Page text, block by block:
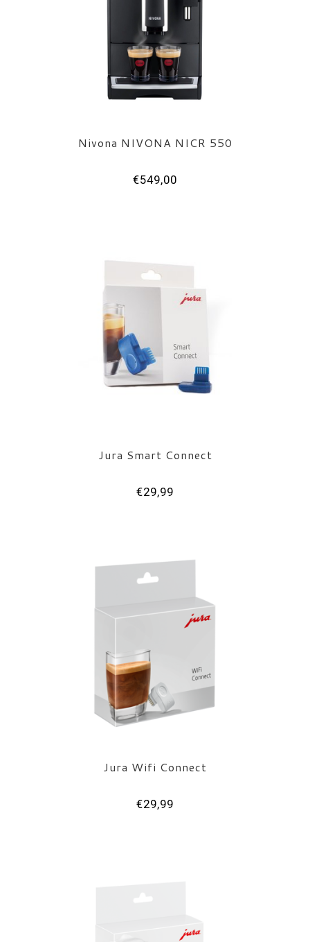
Nivona NIVONA NICR 550
€549,00
Jura Smart Connect
€29,99
Jura Wifi Connect
€29,99